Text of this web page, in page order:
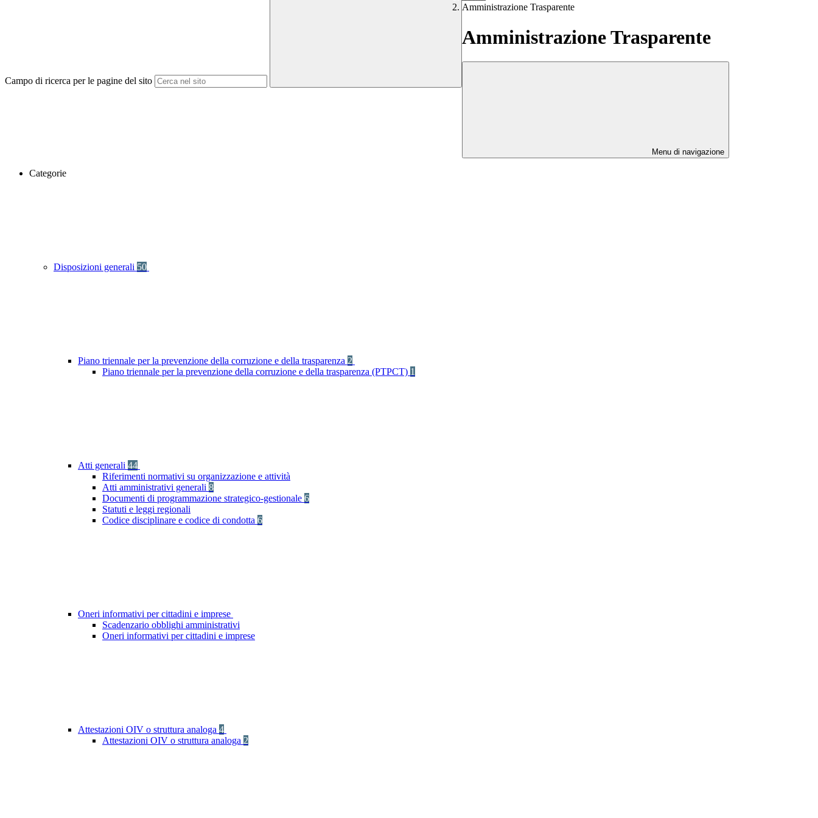
Campo di ricerca per le pagine del sito
Amministrazione Trasparente
Amministrazione Trasparente
Menu di navigazione
Categorie
Disposizioni generali 50
Piano triennale per la prevenzione della corruzione e della trasparenza 2
Piano triennale per la prevenzione della corruzione e della trasparenza (PTPCT) 1
Atti generali 44
Riferimenti normativi su organizzazione e attività
Atti amministrativi generali 8
Documenti di programmazione strategico-gestionale 6
Statuti e leggi regionali
Codice disciplinare e codice di condotta 6
Oneri informativi per cittadini e imprese
Scadenzario obblighi amministrativi
Oneri informativi per cittadini e imprese
Attestazioni OIV o struttura analoga 4
Attestazioni OIV o struttura analoga 2